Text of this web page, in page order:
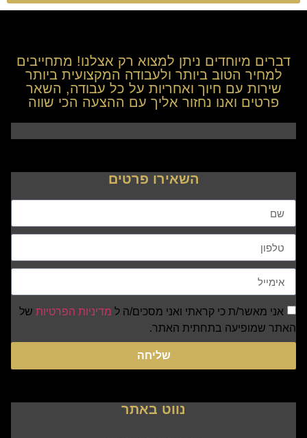
דברים מיוחדים ניתן למצוא רק אצלנו! מתחייבים
למחיר הטוב ביותר ולעבודה המקצועית ביותר
שירות עם חיוך ואחריות על כל עבודה, השאר
פרטים ואנו נחזור אליך עם ההצעה הכי שווה
השאירו פרטים
אני מאשר/ת כי קראתי ואני מסכים/ה ל מדיניות הפרטיות של
האתר שמופיעה בתחתית האתר.
שליחה
נווט באתר